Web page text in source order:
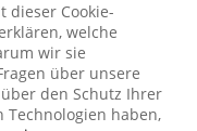
dieser Cookie-
welche
wir sie
über unsere
den Schutz Ihrer
Technologien haben,